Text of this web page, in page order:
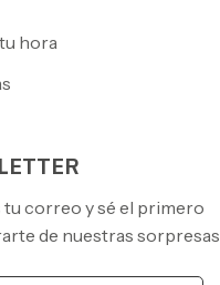
hora
tu correo y sé el primero
de nuestras sorpresas